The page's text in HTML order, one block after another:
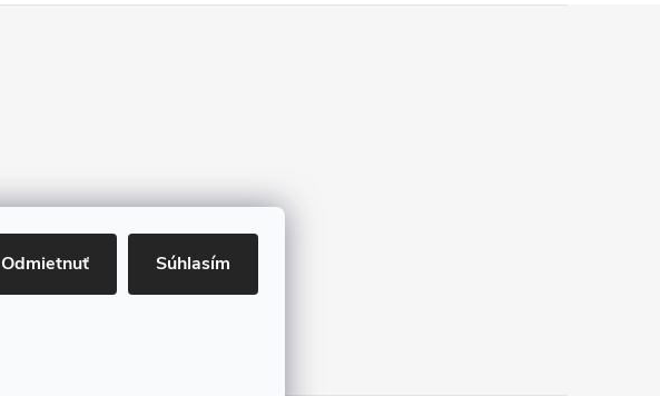
Odmietnuť Súhlasím